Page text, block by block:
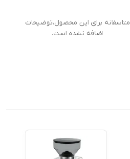
متاسفانه برای این محصول،توضیحات
اضافه نشده است.